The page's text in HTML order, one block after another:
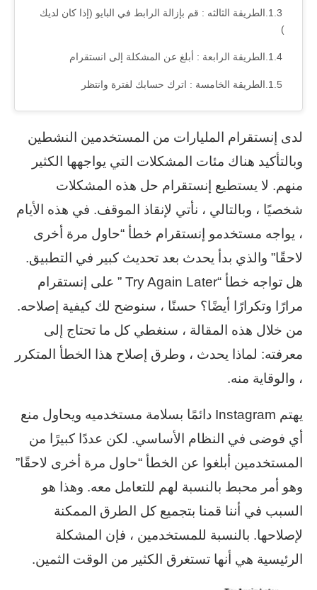
الطريقة الثالثه : قم بإزالة الرابط في البايو (إذا كان لديك
)
الطريقة الرابعة : أبلغ عن المشكلة إلى انستقرام
الطريقة الخامسة : اترك حسابك لفترة وانتظر
لدى إنستقرام المليارات من المستخدمين النشطين
وبالتأكيد هناك مئات المشكلات التي يواجهها الكثير
منهم. لا يستطيع إنستقرام حل هذه المشكلات
شخصيًا ، وبالتالي ، نأتي لإنقاذ الموقف. في هذه الأيام
، يواجه مستخدمو إنستقرام خطأ “حاول مرة أخرى
لاحقًا” والذي بدأ يحدث بعد تحديث كبير في التطبيق.
هل تواجه خطأ “Try Again Later ” على إنستقرام
مرارًا وتكرارًا أيضًا؟ حسنًا ، سنوضح لك كيفية إصلاحه.
من خلال هذه المقالة ، سنغطي كل ما تحتاج إلى
معرفته: لماذا يحدث ، وطرق إصلاح هذا الخطأ المتكرر
، والوقاية منه.
يهتم Instagram دائمًا بسلامة مستخدميه ويحاول منع
أي فوضى في النظام الأساسي. لكن عددًا كبيرًا من
المستخدمين أبلغوا عن الخطأ “حاول مرة أخرى لاحقًا”
وهو أمر محبط بالنسبة لهم للتعامل معه. وهذا هو
السبب في أننا قمنا بتجميع كل الطرق الممكنة
لإصلاحها. بالنسبة للمستخدمين ، فإن المشكلة
الرئيسية هي أنها تستغرق الكثير من الوقت الثمين.